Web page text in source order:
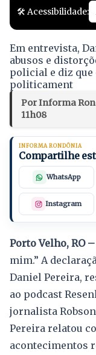
🛠️ Acessibilidade:
Em entrevista,
abusos e
policial e diz
politicament
Por Informa
11h08
INFORMA RONDÔNIA
Compartilhe
WhatsApp
Instagram
Porto Velho, RO –
mim.” A
Daniel Pereira,
ao podcast
jornalista
Pereira relatou
acontecimentos